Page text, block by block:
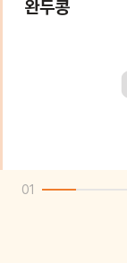
완두콩
01